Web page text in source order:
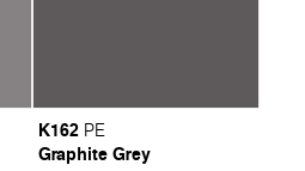
K162 PE
Graphite Grey